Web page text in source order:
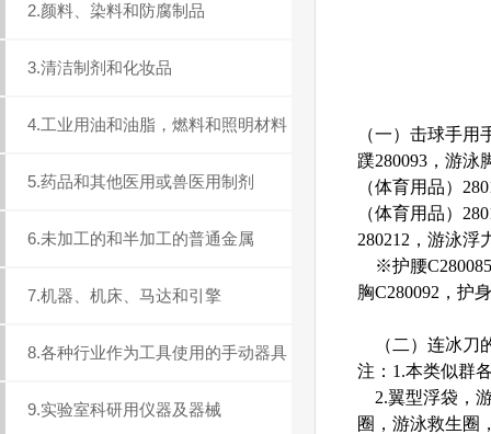
2.颜料、染料和防腐制品
3.清洁制剂和化妆品
4.工业用油和油脂，燃料和照明材料
5.药品和其他医用或兽医用制剂
6.未加工的和半加工的普通金属
7.机器、机床、马达和引擎
8.各种行业作为工具使用的手动器具
9.实验室科研用仪器及器械
（一）击球手用
蹼280093，游泳
（体育用品）
（体育用品）
280212，游泳浮
※护腰C280085
胸C280092，护
（二）连冰刀
注：1.本类似群
2.翼型浮袋，
圈，游泳救生圈